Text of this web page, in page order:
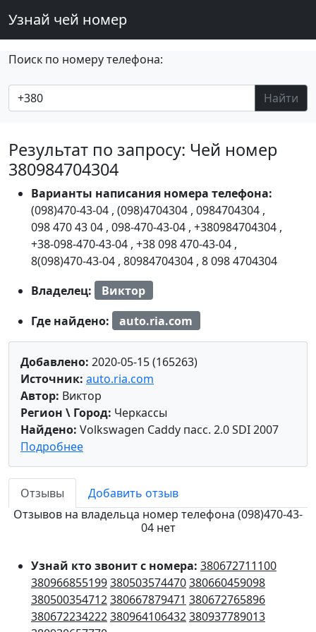
Узнай чей номер
Поиск по номеру телефона:
Найти
Результат по запросу: Чей номер
380984704304
Варианты написания номера телефона:
(098)470-43-04 , (098)4704304 , 0984704304 ,
098 470 43 04 , 098-470-43-04 , +380984704304 ,
+38-098-470-43-04 , +38 098 470-43-04 ,
8(098)470-43-04 , 80984704304 , 8 098 4704304
Владелец:
Виктор
Где найдено:
auto.ria.com
Добавлено: 2020-05-15 (165263)
Источник: auto.ria.com
Автор: Виктор
Регион \ Город: Черкассы
Найдено: Volkswagen Caddy пасс. 2.0 SDI 2007
Подробнее
Отзывы
Добавить отзыв
Отзывов на владельца номер телефона (098)470-43-
04 нет
Узнай кто звонит с номера: 380672711100
380966855199380503574470380660459098
380500354712380667879471 380672765896
380672234222380964106432380937789013